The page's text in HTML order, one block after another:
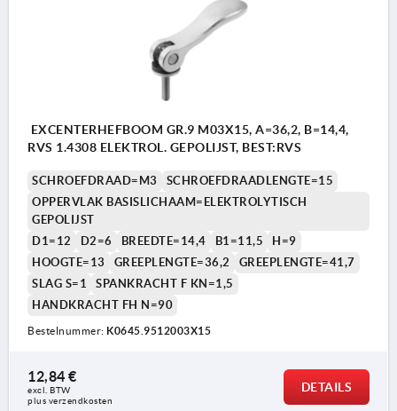
EXCENTERHEFBOOM GR.9 M03X15, A=36,2, B=14,4,
RVS 1.4308 ELEKTROL. GEPOLIJST, BEST:RVS
SCHROEFDRAAD=M3
SCHROEFDRAADLENGTE=15
OPPERVLAK BASISLICHAAM=ELEKTROLYTISCH
GEPOLIJST
D1=12
D2=6 BREEDTE=14,4 B1=11,5
H=9
HOOGTE=13
GREEPLENGTE=36,2
GREEPLENGTE=41,7
SLAG S=1
SPANKRACHT F KN=1,5
HANDKRACHT FH N=90
Bestelnummer: K0645.9512003X15
12,84 €
excl. BTW
plus verzendkosten
DETAILS